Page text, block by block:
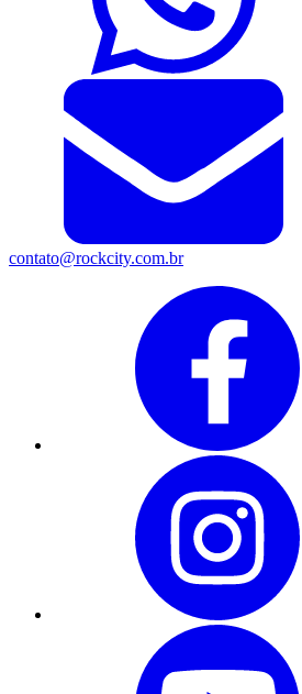
contato@rockcity.com.br